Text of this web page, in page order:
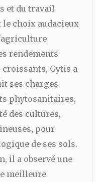
et du travail
choix audacieux
rendements
Gytis a
ses charges
phytosanitaires,
des cultures,
pour
de ses sols.
il a observé une
meilleure